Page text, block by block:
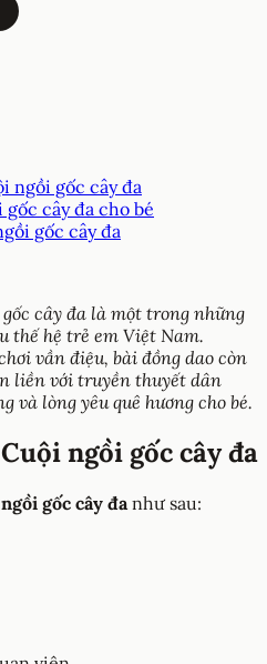
ngồi gốc cây đa
cây đa cho bé
gốc cây đa
cây đa là một trong những
thế hệ trẻ em Việt Nam.
vần điệu, bài đồng dao còn
liền với truyền thuyết dân
và lòng yêu quê hương cho bé.
ngồi gốc cây đa
gốc cây đa như sau: